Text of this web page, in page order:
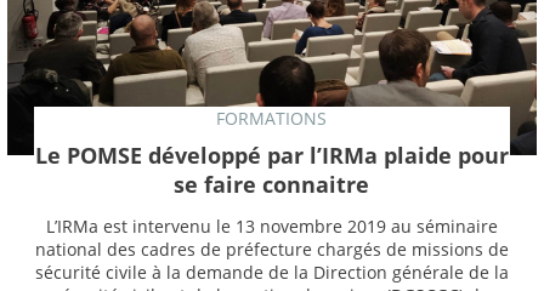
FORMATIONS
Le POMSE développé par l’IRMa plaide pour
se faire connaitre
L’IRMa est intervenu le 13 novembre 2019 au séminaire
national des cadres de préfecture chargés de missions de
sécurité civile à la demande de la Direction générale de la